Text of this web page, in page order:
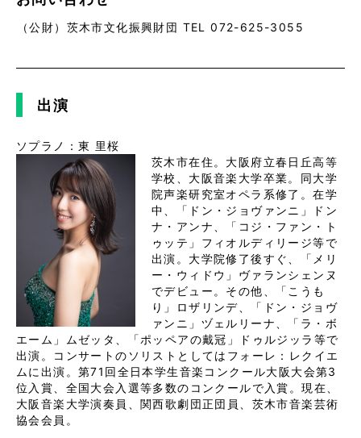
（公財）茨木市文化振興財団 TEL 072-625-3055
出演
ソプラノ：東 里桜
茨木市在住。大阪府立春日丘高等
学校、大阪音楽大学卒業。同大学
院声楽研究室オペラ系修了。在学
中、「ドン・ジョヴァンニ」ドン
ナ・アンナ、「コジ・ファン・ト
ゥッテ」フィオルディリージ等で
出演。大学院修了後すぐ、「メリ
ー・ウィドウ」ヴァランシェンヌ
でデビュー。その他、「こうも
り」ロザリンデ、「ドン・ジョヴ
ァンニ」ヅェルリーナ、「ラ・ボ
エーム」ムゼッタ、「ポッペアの戴冠」ドゥルジッラ等で
出演。コンサートのソリストとしてはフォーレ：レクイエ
ムに出演。第71回全日本学生音楽コンクール大阪大会第3
位入賞、全国大会入選等多数のコンクールで入賞。現在、
大阪音楽大学演奏員、関西歌劇団正団員、茨木市音楽芸術
協会会員。